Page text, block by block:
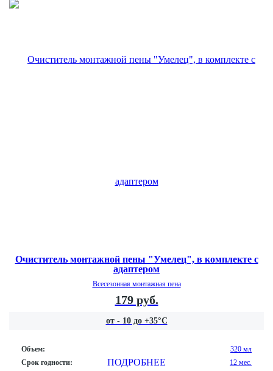
Очиститель монтажной пены "Умелец", в комплекте с
адаптером
Всесезонная монтажная пена
179 руб.
от - 10 до +35°С
Объем:
320 мл
Срок годности:
12 мес.
ПОДРОБНЕЕ